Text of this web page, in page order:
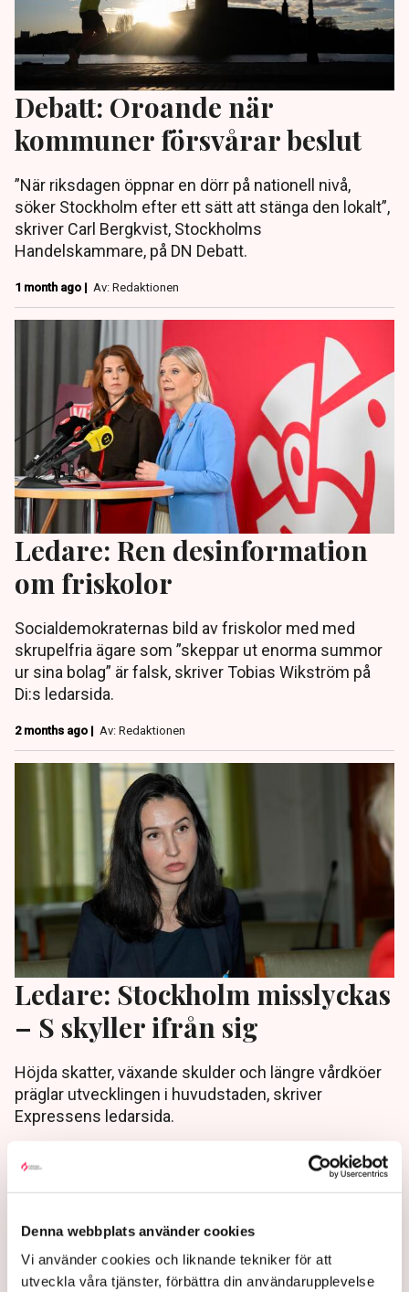
Denna webbplats använder cookies
Vi använder cookies och liknande tekniker för att
utveckla våra tjänster, förbättra din användarupplevelse
Debatt: Oroande när
kommuner försvårar beslut
”När riksdagen öppnar en dörr på nationell nivå,
söker Stockholm efter ett sätt att stänga den lokalt”,
skriver Carl Bergkvist, Stockholms
Handelskammare, på DN Debatt.
1 month ago | Av: Redaktionen
Ledare: Ren desinformation
om friskolor
Socialdemokraternas bild av friskolor med med
skrupelfria ägare som ”skeppar ut enorma summor
ur sina bolag” är falsk, skriver Tobias Wikström på
Di:s ledarsida.
2 months ago | Av: Redaktionen
Ledare: Stockholm misslyckas
– S skyller ifrån sig
Höjda skatter, växande skulder och längre vårdköer
präglar utvecklingen i huvudstaden, skriver
Expressens ledarsida.